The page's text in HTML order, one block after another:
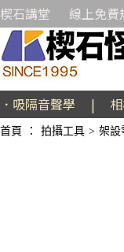
楔石講堂 線上免費
．吸隔音聲學 |
首頁 ： 拍攝工具 > 架設